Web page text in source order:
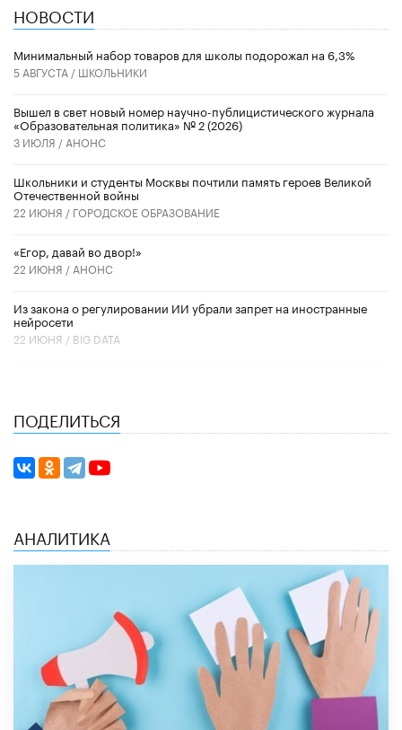
НОВОСТИ
Минимальный набор товаров для школы подорожал на 6,3%
5 АВГУСТА / ШКОЛЬНИКИ
Вышел в свет новый номер научно-публицистического журнала
«Образовательная политика» № 2 (2026)
3 ИЮЛЯ / АНОНС
Школьники и студенты Москвы почтили память героев Великой
Отечественной войны
22 ИЮНЯ / ГОРОДСКОЕ ОБРАЗОВАНИЕ
«Егор, давай во двор!»
22 ИЮНЯ / АНОНС
Из закона о регулировании ИИ убрали запрет на иностранные
нейросети
22 ИЮНЯ / BIG DATA
ПОДЕЛИТЬСЯ
АНАЛИТИКА